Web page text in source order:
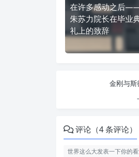
在许多感动之后
朱苏力院长在毕业
礼上的致辞
金刚与斯
评论（4 条评论）